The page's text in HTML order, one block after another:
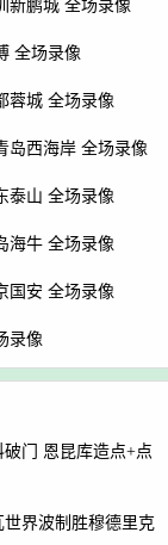
新鹏城 全场录像
全场录像
蓉城 全场录像
岛西海岸 全场录像
泰山 全场录像
海牛 全场录像
国安 全场录像
录像
破门 恩昆库造点+点
世界波制胜穆德里克